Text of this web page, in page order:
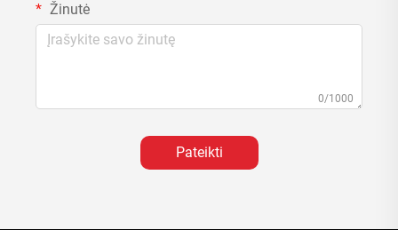
Žinutė
0/1000
Pateikti